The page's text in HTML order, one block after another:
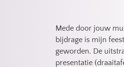
Mede door jouw
bijdrage is mijn
geworden. De
presentatie